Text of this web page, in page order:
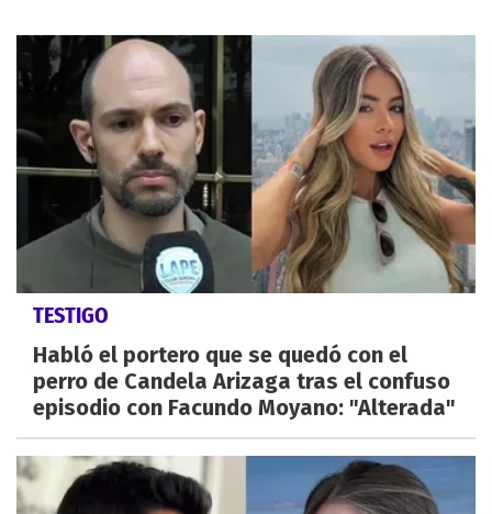
TESTIGO
Habló el portero que se quedó con el
perro de Candela Arizaga tras el confuso
episodio con Facundo Moyano: "Alterada"